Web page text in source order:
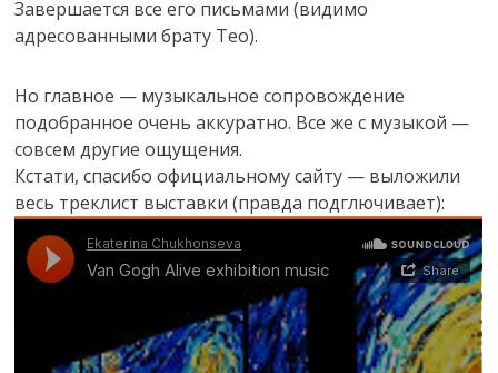
Завершается все его письмами (видимо
адресованными брату Тео).
Но главное — музыкальное сопровождение
подобранное очень аккуратно. Все же с музыкой —
совсем другие ощущения.
Кстати, спасибо официальному сайту — выложили
весь треклист выставки (правда подглючивает):